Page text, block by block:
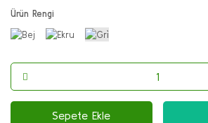
Ürün Rengi
Sepete Ekle